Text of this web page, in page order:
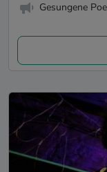
Gesungene